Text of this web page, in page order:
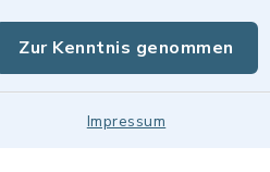
Zur Kenntnis genommen
Impressum